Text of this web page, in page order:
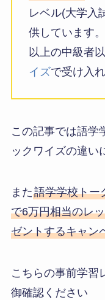
レベル(大学入
供しています
以上の中級者
イズで受け入
この記事では語学
ックワイズの違い
また語学学校トー
で6万円相当のレ
ゼントするキャン
こちらの事前学習
御確認ください